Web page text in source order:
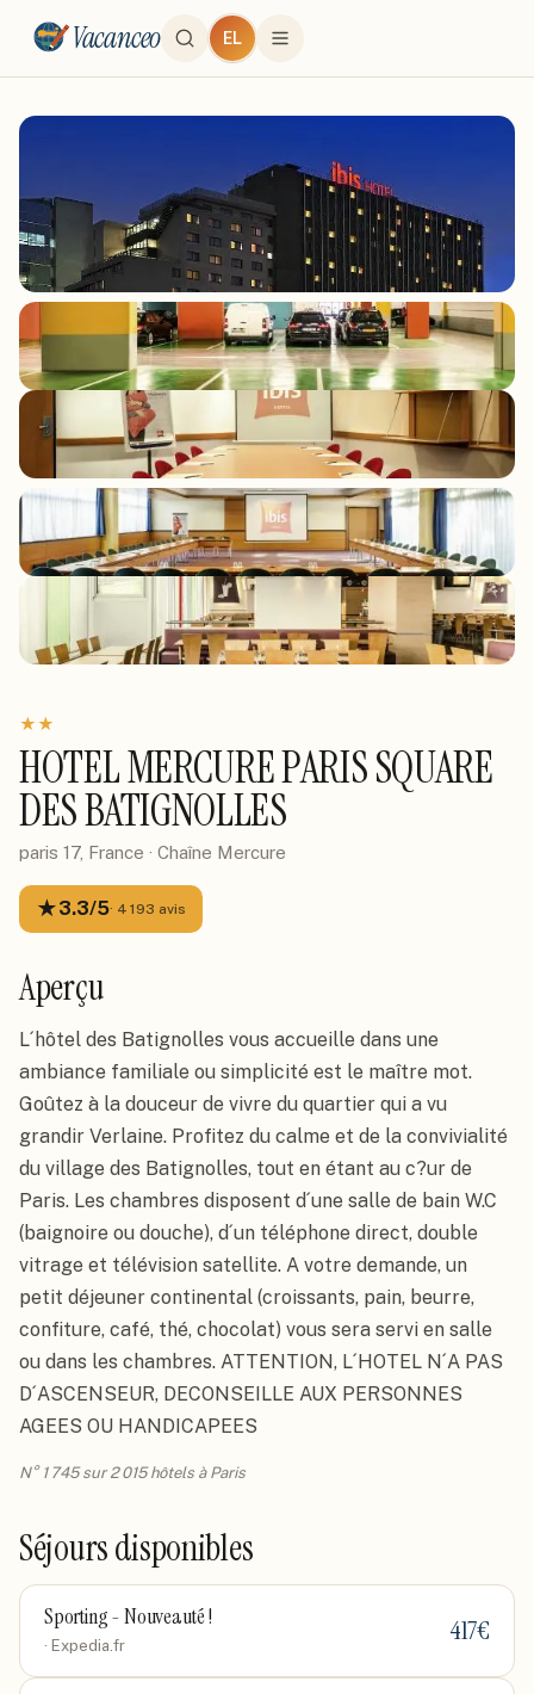
Vacanceo EL
★★
HOTEL MERCURE PARIS SQUARE
DES BATIGNOLLES
paris 17, France · Chaîne Mercure
★3.3/5· 4 193 avis
Aperçu
L´hôtel des Batignolles vous accueille dans une
ambiance familiale ou simplicité est le maître mot.
Goûtez à la douceur de vivre du quartier qui a vu
grandir Verlaine. Profitez du calme et de la convivialité
du village des Batignolles, tout en étant au c?ur de
Paris. Les chambres disposent d´une salle de bain W.C
(baignoire ou douche), d´un téléphone direct, double
vitrage et télévision satellite. A votre demande, un
petit déjeuner continental (croissants, pain, beurre,
confiture, café, thé, chocolat) vous sera servi en salle
ou dans les chambres. ATTENTION, L´HOTEL N´A PAS
D´ASCENSEUR, DECONSEILLE AUX PERSONNES
AGEES OU HANDICAPEES
N° 1 745 sur 2 015 hôtels à Paris
Séjours disponibles
Sporting - Nouveauté !
· Expedia.fr 417€